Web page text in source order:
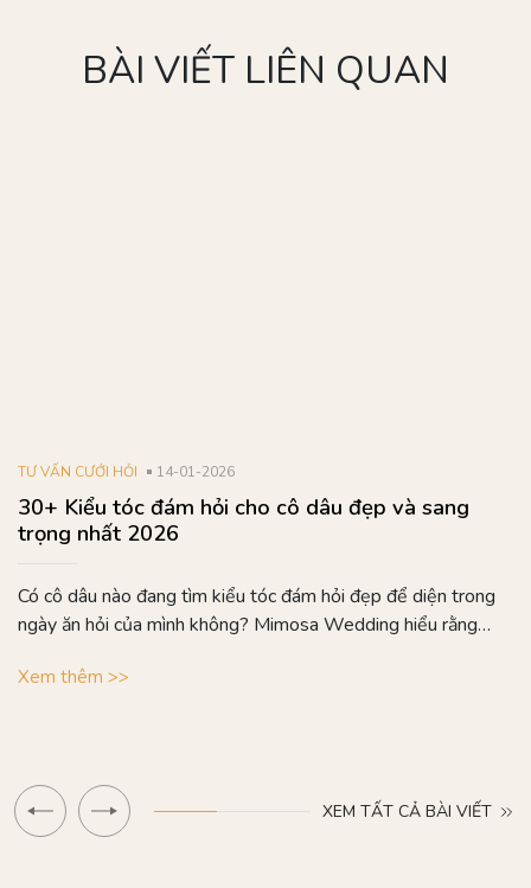
BÀI VIẾT LIÊN QUAN
TƯ VẤN CƯỚI HỎI 14-01-2026
30+ Kiểu tóc đám hỏi cho cô dâu đẹp và sang
trọng nhất 2026
Có cô dâu nào đang tìm kiểu tóc đám hỏi đẹp để diện trong
ngày ăn hỏi của mình không? Mimosa Wedding hiểu rằng
Xem thêm >>
XEM TẤT CẢ BÀI VIẾT